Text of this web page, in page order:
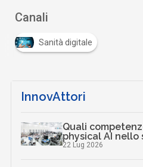
Canali
Sanità digitale
InnovAttori
Quali
physical AI nello
22 Lug 2026